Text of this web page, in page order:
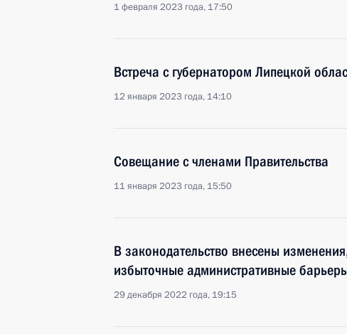
1 февраля 2023 года, 17:50
Встреча с губернатором Липецкой
12 января 2023 года, 14:10
Совещание с членами Правительства
11 января 2023 года, 15:50
В законодательство внесены
избыточные административные
29 декабря 2022 года, 19:15